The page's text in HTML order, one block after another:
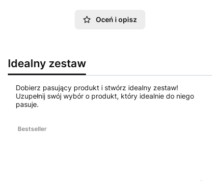
Oceń i opisz
Idealny zestaw
Dobierz pasujący produkt i stwórz idealny zestaw!
Uzupełnij swój wybór o produkt, który idealnie do niego
pasuje.
Bestseller